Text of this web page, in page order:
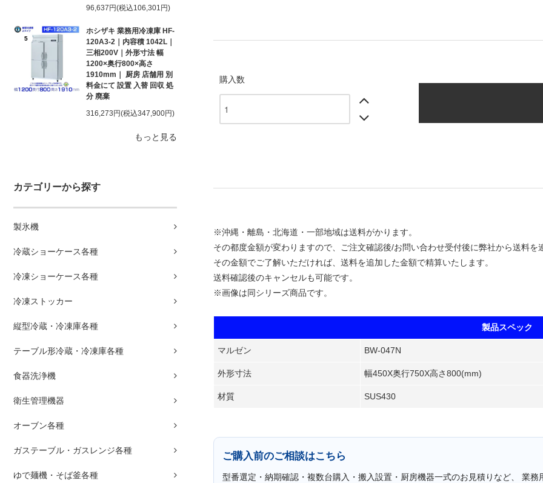
96,637円(税込106,301円)
5
ホシザキ 業務用冷凍庫 HF-
120A3-2｜内容積 1042L｜
三相200V｜外形寸法 幅
1200×奥行800×高さ
1910mm｜ 厨房 店舗用 別
料金にて 設置 入替 回収 処
分 廃棄
316,273円(税込347,900円)
もっと見る
カテゴリーから探す
製氷機
冷蔵ショーケース各種
冷凍ショーケース各種
冷凍ストッカー
縦型冷蔵・冷凍庫各種
テーブル形冷蔵・冷凍庫各種
食器洗浄機
衛生管理機器
オーブン各種
ガステーブル・ガスレンジ各種
ゆで麺機・そば釜各種
購入数
※沖縄・離島・北海道・一部地域は送料がかります。
その都度金額が変わりますので、ご注文確認後/お問い合わせ受付後に弊社から送料を
その金額でご了解いただければ、送料を追加した金額で精算いたします。
送料確認後のキャンセルも可能です。
※画像は同シリーズ商品です。
製品スペック
マルゼン BW-047N
外形寸法 幅450X奥行750X高さ800(mm)
材質 SUS430
ご購入前のご相談はこちら
型番選定・納期確認・複数台購入・搬入設置・厨房機器一式のお見積りなど、 業務